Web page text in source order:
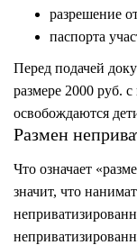
разрешение
паспорта
Перед подачей
размере 2000 руб.
освобождаются
Размен
Что означает
значит, что